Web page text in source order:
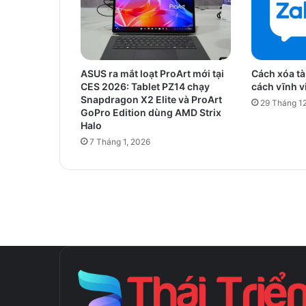
ASUS ra mắt loạt ProArt mới tại
CES 2026: Tablet PZ14 chạy
Snapdragon X2 Elite và ProArt
GoPro Edition dùng AMD Strix
Halo
7 Tháng 1, 2026
Cách xóa
cách vĩnh
29 Tháng